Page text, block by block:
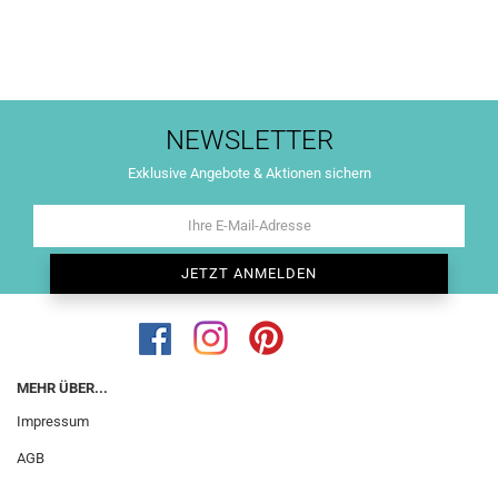
NEWSLETTER
Exklusive Angebote & Aktionen sichern
MEHR ÜBER...
Impressum
AGB